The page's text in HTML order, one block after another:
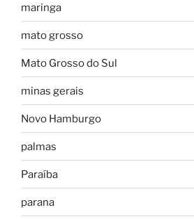
maringa
mato grosso
Mato Grosso do Sul
minas gerais
Novo Hamburgo
palmas
Paraíba
parana